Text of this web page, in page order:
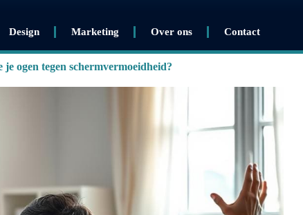
Design Marketing Over ons Contact
je ogen tegen schermvermoeidheid?